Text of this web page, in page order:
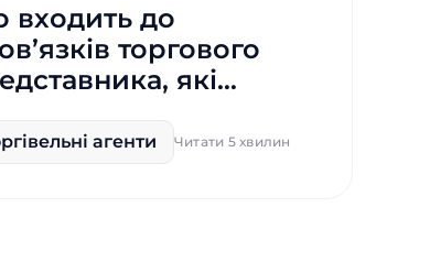
входить до
торгового
які
агенти Читати 5 хвилин